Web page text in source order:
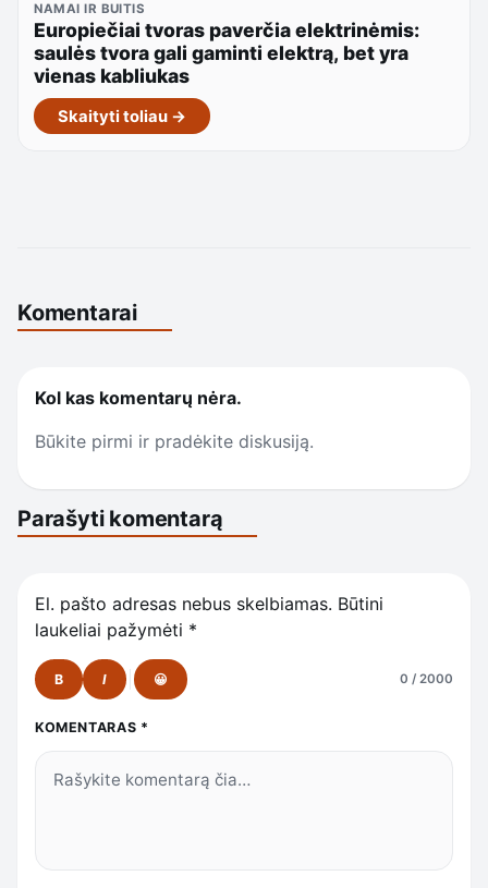
NAMAI IR BUITIS
Europiečiai tvoras paverčia elektrinėmis:
saulės tvora gali gaminti elektrą, bet yra
vienas kabliukas
Skaityti toliau →
Komentarai
Kol kas komentarų nėra.
Būkite pirmi ir pradėkite diskusiją.
Parašyti komentarą
El. pašto adresas nebus skelbiamas. Būtini
laukeliai pažymėti *
B I 😀 0 / 2000
KOMENTARAS *